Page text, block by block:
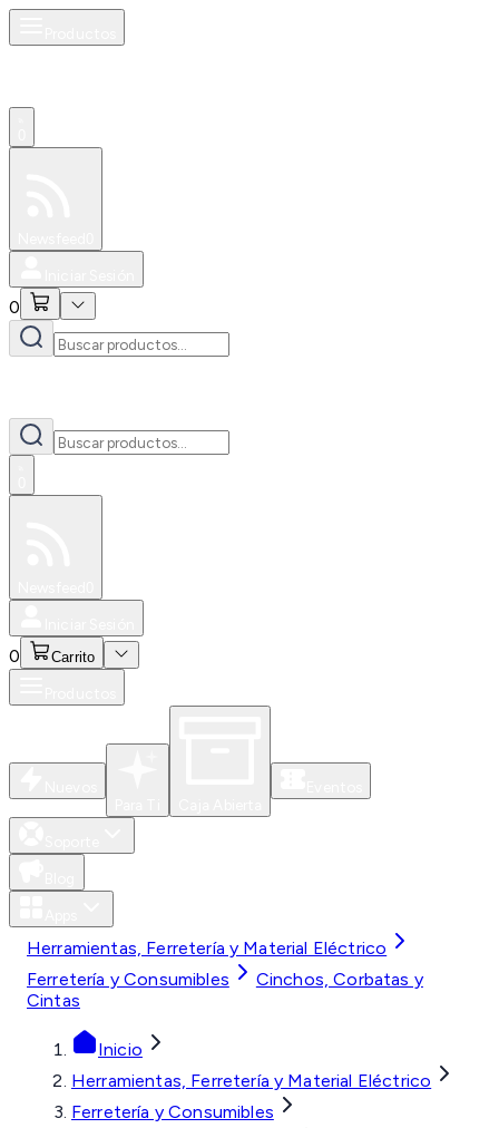
0
0 Carrito
Herramientas, Ferretería y Material Eléctrico
Ferretería y Consumibles
Cinchos, Corbatas y
Cintas
Inicio
Herramientas, Ferretería y Material Eléctrico
Ferretería y Consumibles